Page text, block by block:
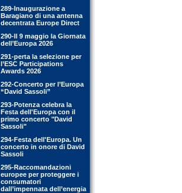
289-Inaugurazione a
Baragiano di una antenna
decentrata Europe Direct
290-Il 9 maggio la Giornata
dell’Europa 2026
291-perta la selezione per
l’ESC Participations
Awards 2026
292-Concerto per l’Europa
“David Sassoli”
293-Potenza celebra la
Festa dell'Europa con il
primo concerto "David
Sassoli"
294-Festa dell'Europa. Un
concerto in onore di David
Sassoli
295-Raccomandazioni
europee per proteggere i
consumatori
dall’impennata dell’energia